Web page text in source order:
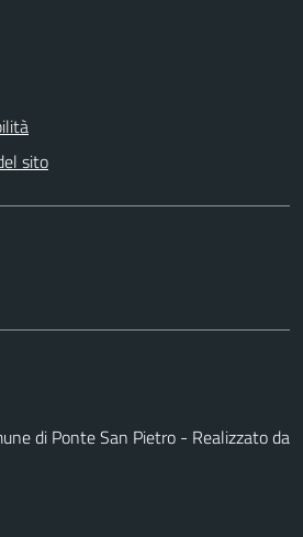
sito
di Ponte San Pietro - Realizzato da